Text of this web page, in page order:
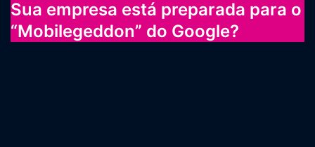
Sua empresa está preparada para o
“Mobilegeddon” do Google?